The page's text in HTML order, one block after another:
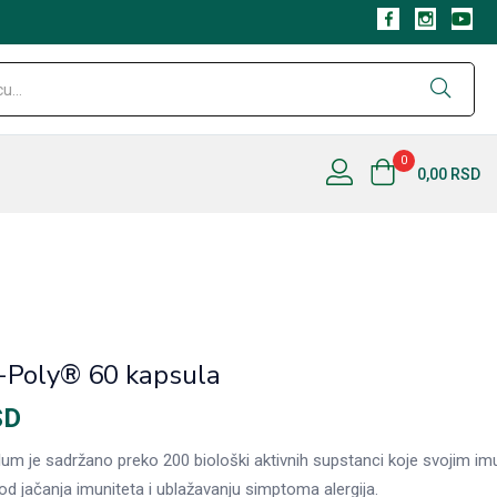
0
0,00 RSD
Nema
Poly® 60 kapsula
je sadržano preko 200 biološki aktivnih supstanci koje svojim
jačanja imuniteta i ublažavanju simptoma alergija.